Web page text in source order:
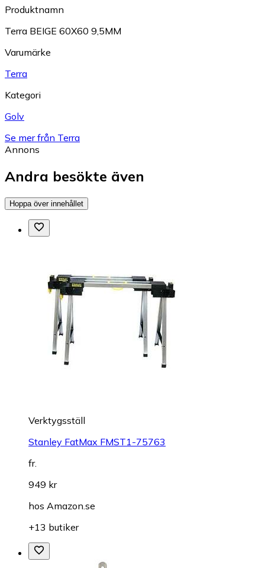
Produktnamn
Terra BEIGE 60X60 9,5MM
Varumärke
Terra
Kategori
Golv
Se mer från Terra
Annons
Andra besökte även
Hoppa över innehållet
Verktygsställ
Stanley FatMax FMST1-75763
fr.
949 kr
hos Amazon.se
+13 butiker